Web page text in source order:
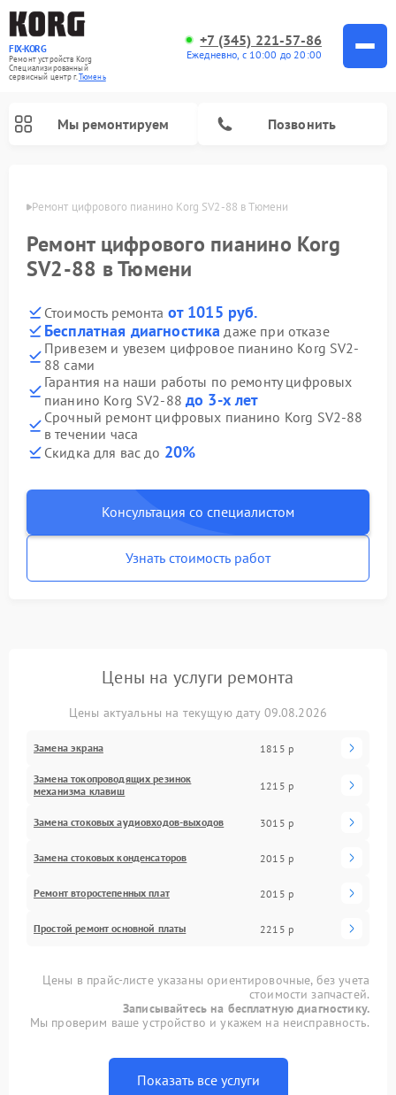
FIX-KORG
Ремонт устройств Korg
Специализированный
cервисный центр г.Тюмень
+7 (345) 221-57-86
Ежедневно, с 10:00 до 20:00
Мы ремонтируем Позвонить
Ремонт цифрового пианино Korg SV2-88 в Тюмени
Ремонт цифрового пианино Korg
SV2-88 в Тюмени
Стоимость ремонта от 1015 руб.
Бесплатная диагностика даже при отказе
Привезем и увезем цифровое пианино Korg SV2-
88 сами
Гарантия на наши работы по ремонту цифровых
пианино Korg SV2-88 до 3-х лет
Срочный ремонт цифровых пианино Korg SV2-88
в течении часа
Скидка для вас до 20%
Консультация со специалистом
Узнать стоимость работ
Цены на услуги ремонта
Цены актуальны на текущую дату 09.08.2026
Замена экрана 1815 р
Замена токопроводящих резинок
механизма клавиш
1215 р
Замена стоковых аудиовходов-выходов 3015 р
Замена стоковых конденсаторов 2015 р
Ремонт второстепенных плат 2015 р
Простой ремонт основной платы 2215 р
Цены в прайс-листе указаны ориентировочные, без учета
стоимости запчастей.
Записывайтесь на бесплатную диагностику.
Мы проверим ваше устройство и укажем на неисправность.
Показать все услуги